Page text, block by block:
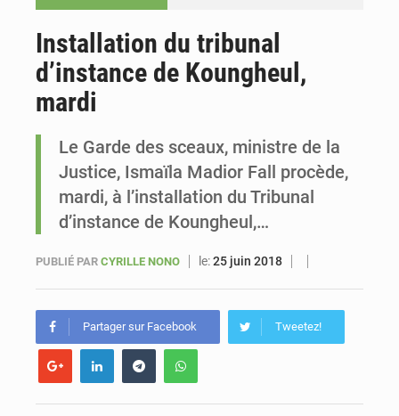
Sénégal : Ousmane Diagne prêtera serment le 11 août comme président du Conseil constitutionnel
Installation du tribunal
d’instance de Koungheul,
mardi
Le Garde des sceaux, ministre de la
Justice, Ismaïla Madior Fall procède,
mardi, à l’installation du Tribunal
d’instance de Koungheul,…
PUBLIÉ PAR CYRILLE NONO le:25 juin 2018
Partager sur Facebook Tweetez!